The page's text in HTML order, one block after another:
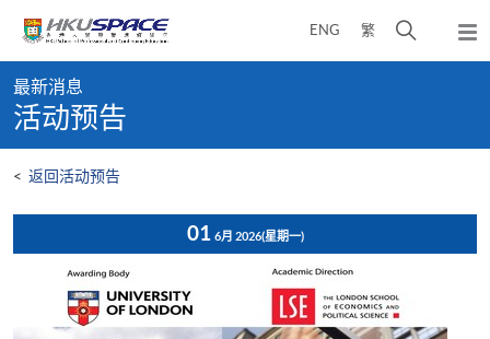
content
ENG 繁
开
弹
出
content
start
最新消息
活动预告
< 返回活动预告
01 6月 2026(星期一)